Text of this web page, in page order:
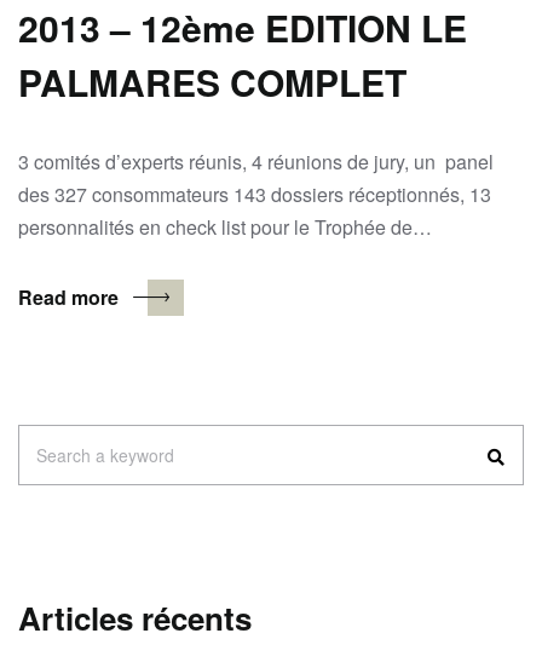
2013 – 12ème EDITION LE
PALMARES COMPLET
3 comités d’experts réunis, 4 réunions de jury, un panel
des 327 consommateurs 143 dossiers réceptionnés, 13
personnalités en check list pour le Trophée de…
Read more
for:Search a keyword
Articles récents